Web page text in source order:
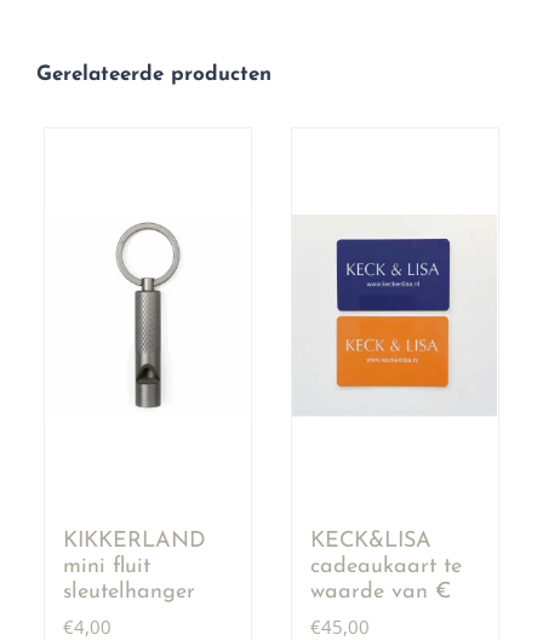
Gerelateerde producten
KIKKERLAND
mini fluit
sleutelhanger
€4,00
KECK&LISA
cadeaukaart te
waarde van €
50,00
€45,00